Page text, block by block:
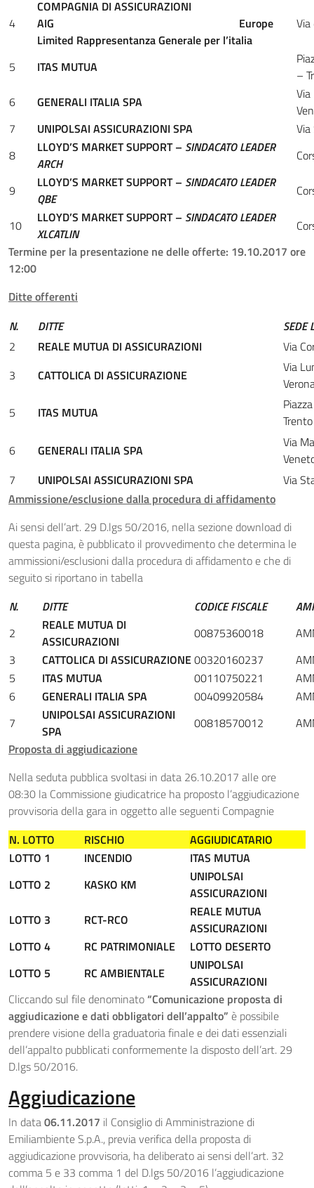
4
COMPAGNIA DI ASSICURAZIONI
AIG
Europe
Limited Rappresentanza Generale per l’italia
5 ITAS MUTUA
–
6
GENERALI ITALIA SPA
7
UNIPOLSAI ASSICURAZIONI SPA
8
LLOYD’S MARKET SUPPORT – SINDACATO LEADER
ARCH
9 LLOYD’S MARKET SUPPORT – SINDACATO LEADER
QBE
10 LLOYD’S MARKET SUPPORT – SINDACATO LEADER
XLCATLIN
Termine per la presentazione ne delle offerte: 19.10.2017 ore
12:00
Ditte offerenti
N.
DITTE
SEDE
2
REALE MUTUA DI ASSICURAZIONI
Via
3
CATTOLICA DI ASSICURAZIONE
Via
5
ITAS MUTUA
Trento
6
GENERALI ITALIA SPA
Via
7
UNIPOLSAI ASSICURAZIONI SPA
Via
Ammissione/esclusione dalla procedura di affidamento
Ai sensi dell’art. 29 D.lgs 50/2016, nella sezione download di
questa pagina, è pubblicato il provvedimento che determina le
ammissioni/esclusioni dalla procedura di affidamento e che di
seguito si riportano in tabella
N.
DITTE CODICE FISCALE
2
REALE MUTUA DI
ASSICURAZIONI
00875360018
3
CATTOLICA DI ASSICURAZIONE00320160237
5
ITAS MUTUA 00110750221
6
GENERALI ITALIA SPA 00409920584
7
UNIPOLSAI ASSICURAZIONI
SPA
00818570012
Proposta di aggiudicazione
Nella seduta pubblica svoltasi in data 26.10.2017 alle ore
08:30 la Commissione giudicatrice ha proposto l’aggiudicazione
provvisoria della gara in oggetto alle seguenti Compagnie
N. LOTTO
RISCHIO
AGGIUDICATARIO
LOTTO 1
INCENDIO
ITAS MUTUA
LOTTO 2
KASKO KM
UNIPOLSAI
ASSICURAZIONI
LOTTO 3
RCT-RCO
REALE MUTUA
ASSICURAZIONI
LOTTO 4
RC PATRIMONIALE
LOTTO DESERTO
LOTTO 5
RC AMBIENTALE
UNIPOLSAI
ASSICURAZIONI
Cliccando sul file denominato“Comunicazione proposta di
aggiudicazione e dati obbligatori dell’appalto” è possibile
prendere visione della graduatoria finale e dei dati essenziali
dell’appalto pubblicati conformemente la disposto dell’art. 29
D.lgs 50/2016.
Aggiudicazione
In data06.11.2017 il Consiglio di Amministrazione di
Emiliambiente S.p.A., previa verifica della proposta di
aggiudicazione provvisoria, ha deliberato ai sensi dell’art. 32
comma 5 e 33 comma 1 del D.lgs 50/2016 l’aggiudicazione